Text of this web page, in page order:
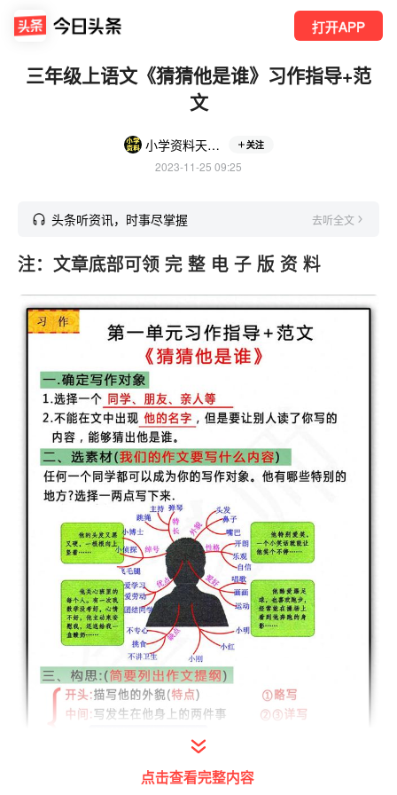
打开APP
三年级上语文《猜猜他是谁》习作指导+范
文
小学资料天天分享 关注
2023-11-25 09:25
头条听资讯，时事尽掌握 去听全文
注：文章底部可领 完 整 电 子 版 资 料
点击查看完整内容